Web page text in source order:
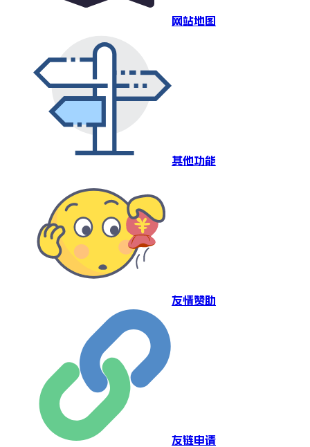
网站地图
其他功能
友情赞助
友链申请